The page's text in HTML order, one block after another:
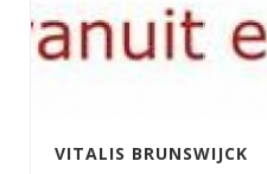
VITALIS BRUNSWIJCK